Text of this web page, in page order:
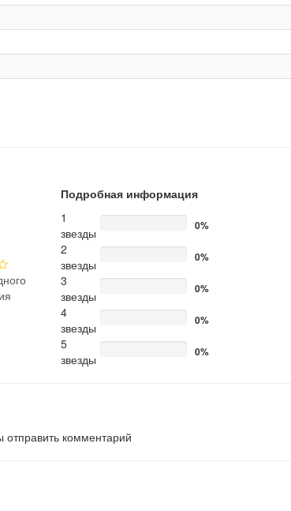
Подробная информация
1
звезды
0%
2
звезды
0%
3
звезды
0%
4
звезды
0%
5
звезды
0%
отправить комментарий